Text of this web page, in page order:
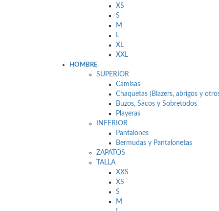
XS
S
M
L
XL
XXL
HOMBRE
SUPERIOR
Camisas
Chaquetas (Blazers, abrigos y
Buzos, Sacos y Sobretodos
Playeras
INFERIOR
Pantalones
Bermudas y Pantalonetas
ZAPATOS
TALLA
XXS
XS
S
M